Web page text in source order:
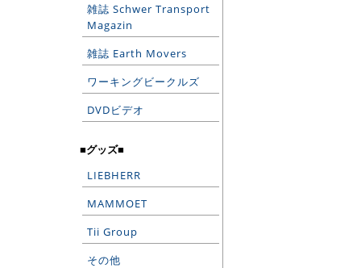
雑誌 Schwer Transport
Magazin
雑誌 Earth Movers
ワーキングビークルズ
DVDビデオ
■グッズ■
LIEBHERR
MAMMOET
Tii Group
その他